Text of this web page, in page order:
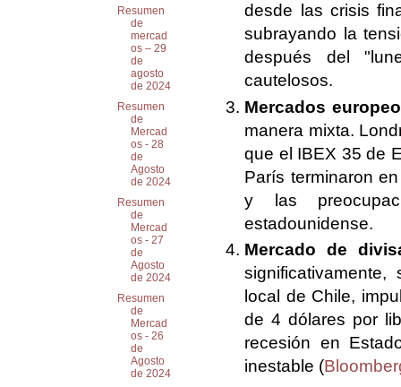
desde las crisis
subrayando la
después del
cautelosos.
Mercados
manera mixta.
que el IBEX 35 de
París terminaron
y las
estadounidense.
Mercado de
local de Chile,
de 4 dólares por
recesión en
inestable​ (
Resumen
de
mercad
os – 29
de
agosto
de 2024
Resumen
de
Mercad
os - 28
de
Agosto
de 2024
Resumen
de
Mercad
os - 27
de
Agosto
de 2024
Resumen
de
Mercad
os - 26
de
Agosto
de 2024